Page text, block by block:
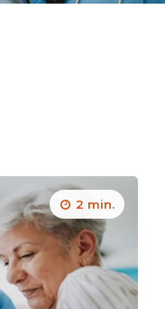
2 min.